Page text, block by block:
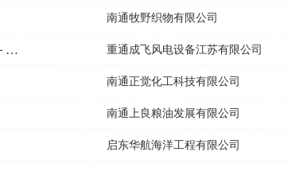
南通牧野织物有限公司
国企操作工（五险＋提供食宿＋节日福利） 重通成飞风电设备江苏有限公司
南通正觉化工科技有限公司
南通上良粮油发展有限公司
启东华航海洋工程有限公司